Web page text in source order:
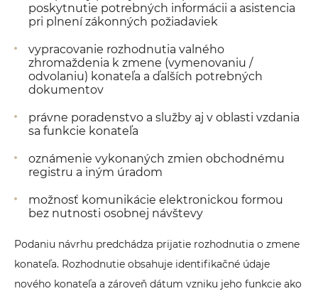
poskytnutie potrebných informácii a asistencia
pri plnení zákonných požiadaviek
vypracovanie rozhodnutia valného
zhromaždenia k zmene (vymenovaniu /
odvolaniu) konateľa a ďalších potrebných
dokumentov
právne poradenstvo a služby aj v oblasti vzdania
sa funkcie konateľa
oznámenie vykonaných zmien obchodnému
registru a iným úradom
možnosť komunikácie elektronickou formou
bez nutnosti osobnej návštevy
Podaniu návrhu predchádza prijatie rozhodnutia o zmene
konateľa. Rozhodnutie obsahuje identifikačné údaje
nového konateľa a zároveň dátum vzniku jeho funkcie ako